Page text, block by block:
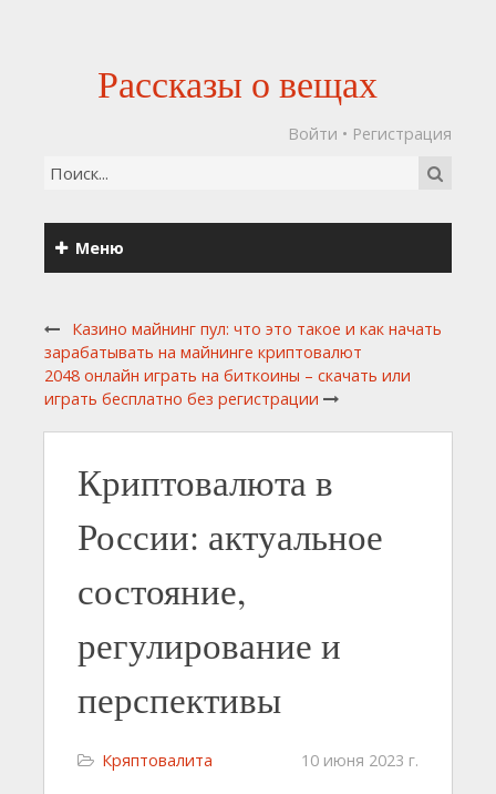
Рассказы о вещах
Войти • Регистрация
Меню
Казино майнинг пул: что это такое и как начать
зарабатывать на майнинге криптовалют
2048 онлайн играть на биткоины – скачать или
играть бесплатно без регистрации
Криптовалюта в
России: актуальное
состояние,
регулирование и
перспективы
Кряптовалита 10 июня 2023 г.